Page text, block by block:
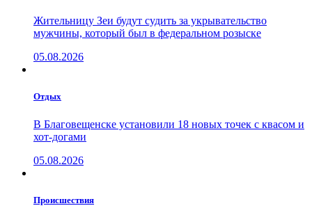
Жительницу Зеи будут судить за укрывательство
мужчины, который был в федеральном розыске
05.08.2026
Отдых
В Благовещенске установили 18 новых точек с квасом и
хот-догами
05.08.2026
Проиcшествия